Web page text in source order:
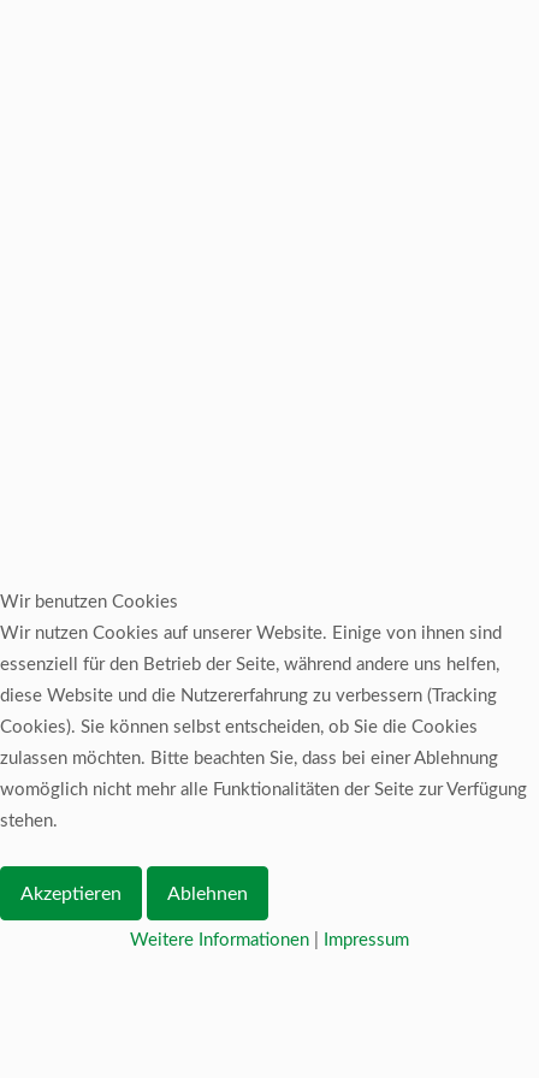
Wir benutzen Cookies
Wir nutzen Cookies auf unserer Website. Einige von ihnen sind
essenziell für den Betrieb der Seite, während andere uns helfen,
diese Website und die Nutzererfahrung zu verbessern (Tracking
Cookies). Sie können selbst entscheiden, ob Sie die Cookies
zulassen möchten. Bitte beachten Sie, dass bei einer Ablehnung
womöglich nicht mehr alle Funktionalitäten der Seite zur Verfügung
stehen.
Akzeptieren Ablehnen
Weitere Informationen Impressum